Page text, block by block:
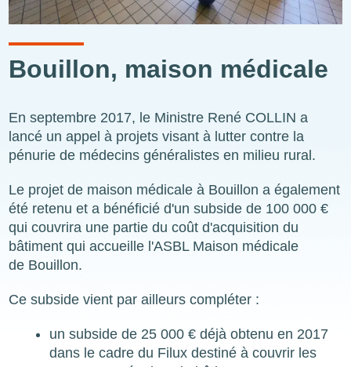
Bouillon, maison médicale
En septembre 2017, le Ministre René COLLIN a
lancé un appel à projets visant à lutter contre la
pénurie de médecins généralistes en milieu rural.
Le projet de maison médicale à Bouillon a également
été retenu et a bénéficié d'un subside de 100 000 €
qui couvrira une partie du coût d'acquisition du
bâtiment qui accueille l'ASBL Maison médicale
de Bouillon.
Ce subside vient par ailleurs compléter :
un subside de 25 000 € déjà obtenu en 2017
dans le cadre du Filux destiné à couvrir les